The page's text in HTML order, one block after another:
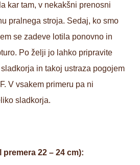
kar tam, v nekakšni prenosni
pralnega stroja. Sedaj, ko smo
se zadeve lotila ponovno in
Po želji jo lahko pripravite
in takoj ustraza pogojem
V vsakem primeru pa ni
sladkorja.
premera 22 – 24 cm):